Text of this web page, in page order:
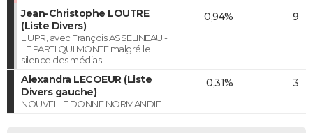
Jean-Christophe LOUTRE
(Liste Divers)
L'UPR, avec François ASSELINEAU -
LE PARTI QUI MONTE malgré le
silence des médias
0,94% 9
Alexandra LECOEUR (Liste
Divers gauche)
NOUVELLE DONNE NORMANDIE
0,31% 3